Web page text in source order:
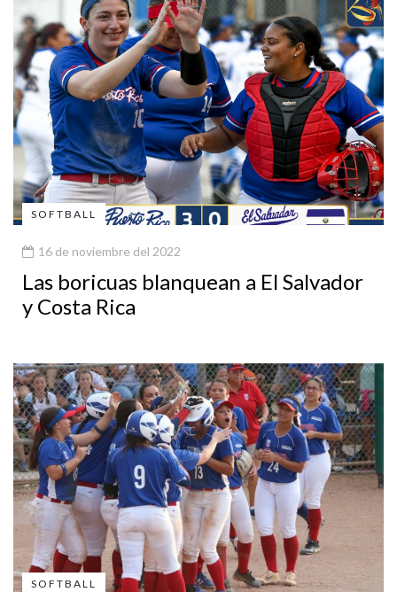
SOFTBALL
16 de noviembre del 2022
Las boricuas blanquean a El Salvador
y Costa Rica
SOFTBALL